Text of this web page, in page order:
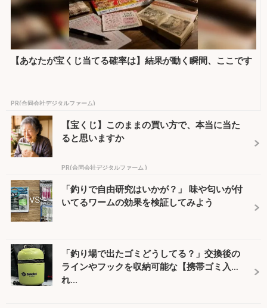
【あなたが宝くじ当てる確率は】結果が動く瞬間、ここです
PR(合同会社デジタルファーム)
【宝くじ】このままの買い方で、本当に当た
ると思いますか
PR(合同会社デジタルファーム )
「釣りで自由研究はいかが？」 味や匂いが付
いてるワームの効果を検証してみよう
「釣り場で出たゴミどうしてる？」交換後の
ラインやフックを収納可能な【携帯ゴミ入
れ...